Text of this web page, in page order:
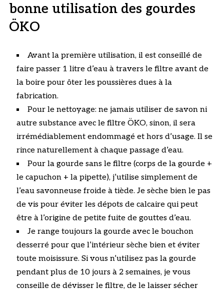
bonne utilisation des gourdes
ÖKO
Avant la première utilisation, il est conseillé de
faire passer 1 litre d’eau à travers le filtre avant de
la boire pour ôter les poussières dues à la
fabrication.
Pour le nettoyage: ne jamais utiliser de savon ni
autre substance avec le filtre ÖKO, sinon, il sera
irrémédiablement endommagé et hors d’usage. Il se
rince naturellement à chaque passage d’eau.
Pour la gourde sans le filtre (corps de la gourde +
le capuchon + la pipette), j’utilise simplement de
l’eau savonneuse froide à tiède. Je sèche bien le pas
de vis pour éviter les dépots de calcaire qui peut
être à l’origine de petite fuite de gouttes d’eau.
Je range toujours la gourde avec le bouchon
desserré pour que l’intérieur sèche bien et éviter
toute moisissure. Si vous n’utilisez pas la gourde
pendant plus de 10 jours à 2 semaines, je vous
conseille de dévisser le filtre, de le laisser sécher